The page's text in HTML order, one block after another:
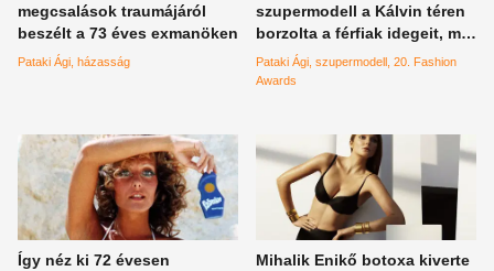
megcsalások traumájáról
beszélt a 73 éves exmanöken
Pataki Ági házasság
szupermodell a Kálvin téren
borzolta a férfiak idegeit, ma
pedig díjakat ad át a
legjobbaknak, 20 éves a
Pataki Ági szupermodell 20. Fashion
Awards
Így néz ki 72 évesen
Mihalik Enikő botoxa kiverte